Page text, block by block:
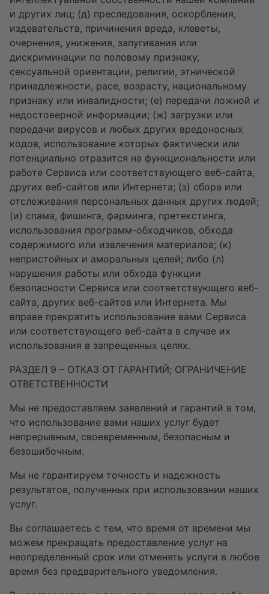
и других лиц; (д) преследования, оскорбления,
издевательств, причинения вреда, клеветы,
очернения, унижения, запугивания или
дискриминации по половому признаку,
сексуальной ориентации, религии, этнической
принадлежности, расе, возрасту, национальному
признаку или инвалидности; (е) передачи ложной и
недостоверной информации; (ж) загрузки или
передачи вирусов и любых других вредоносных
кодов, использование которых фактически или
потенциально отразится на функциональности или
работе Сервиса или соответствующего веб-сайта,
других веб-сайтов или Интернета; (з) сбора или
отслеживания персональных данных других людей;
(и) спама, фишинга, фарминга, претекстинга,
использования программ-обходчиков, обхода
содержимого или извлечения материалов; (к)
непристойных и аморальных целей; либо (л)
нарушения работы или обхода функции
безопасности Сервиса или соответствующего веб-
сайта, других веб-сайтов или Интернета. Мы
вправе прекратить использование вами Сервиса
или соответствующего веб-сайта в случае их
использования в запрещенных целях.
РАЗДЕЛ 9 – ОТКАЗ ОТ ГАРАНТИЙ; ОГРАНИЧЕНИЕ
ОТВЕТСТВЕННОСТИ
Мы не предоставляем заявлений и гарантий в том,
что использование вами наших услуг будет
непрерывным, своевременным, безопасным и
безошибочным.
Мы не гарантируем точность и надежность
результатов, полученных при использовании наших
услуг.
Вы соглашаетесь с тем, что время от времени мы
можем прекращать предоставление услуг на
неопределенный срок или отменять услуги в любое
время без предварительного уведомления.